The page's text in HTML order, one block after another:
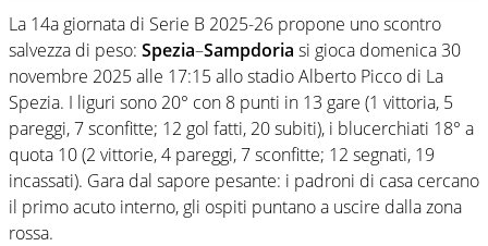
appassionato su tutto il mondo dello sport. Calcio,
calciomercato, F1, Motomondiale ma anche tennis,
volley, basket: su Virgilio Sport i tifosi e gli appassionati
sanno che troveranno sempre copertura completa e
zero faziosità. La squadra di Virgilio Sport è formata da
giornalisti ed esperti di sport abili sia nel gioco di
rimessa quando intercettano le notizie e le rilanciano
verso la rete, sia nella costruzione dal basso quando
creano contenuti 100% originali ed esclusivi.
La 14a giornata di Serie B 2025-26 propone uno scontro
salvezza di peso: Spezia–Sampdoria si gioca domenica 30
novembre 2025 alle 17:15 allo stadio Alberto Picco di La
Spezia. I liguri sono 20° con 8 punti in 13 gare (1 vittoria, 5
pareggi, 7 sconfitte; 12 gol fatti, 20 subiti), i blucerchiati 18° a
quota 10 (2 vittorie, 4 pareggi, 7 sconfitte; 12 segnati, 19
incassati). Gara dal sapore pesante: i padroni di casa cercano
il primo acuto interno, gli ospiti puntano a uscire dalla zona
rossa.